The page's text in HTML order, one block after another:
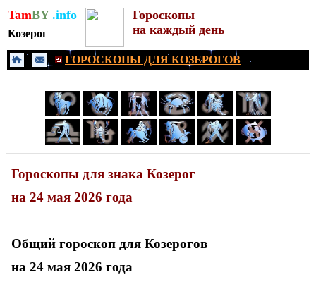
TamBY.info
Козерог
Гороскопы
на каждый день
ГОРОСКОПЫ ДЛЯ КОЗЕРОГОВ
Гороскопы для знака Козерог
на 24 мая 2026 года
Общий гороскоп для Козерогов
на 24 мая 2026 года